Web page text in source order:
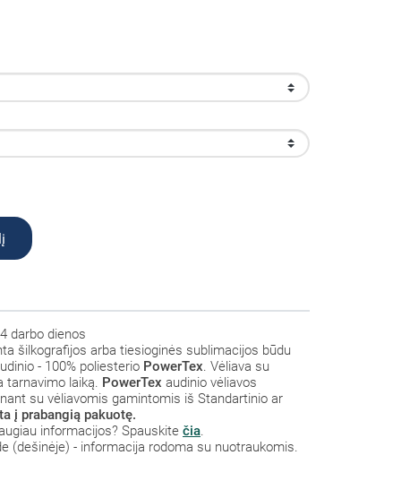
darbo dienos
šilkografijos arba tiesioginės sublimacijos būdu
- 100% poliesterio PowerTex. Vėliava su
tarnavimo laiką. PowerTex audinio vėliavos
su vėliavomis gamintomis iš Standartinio ar
į prabangią pakuotę.
informacijos? Spauskite čia.
(dešinėje) - informacija rodoma su nuotraukomis.